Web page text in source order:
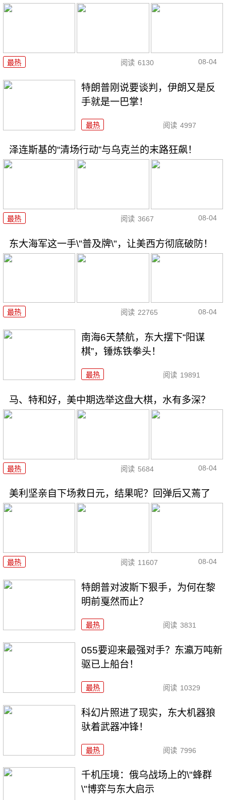
最热 阅读 6130 08-04
特朗普刚说要谈判，伊朗又是反
手就是一巴掌！
最热 阅读 4997
泽连斯基的“清场行动”与乌克兰的末路狂飙！
最热 阅读 3667 08-04
东大海军这一手\"普及牌\"，让美西方彻底破防！
最热 阅读 22765 08-04
南海6天禁航，东大摆下“阳谋
棋”，锤炼铁拳头！
最热 阅读 19891
马、特和好，美中期选举这盘大棋，水有多深？
最热 阅读 5684 08-04
美利坚亲自下场救日元，结果呢？回弹后又蔫了
最热 阅读 11607 08-04
特朗普对波斯下狠手，为何在黎
明前戛然而止？
最热 阅读 3831
055要迎来最强对手？东瀛万吨新
驱已上船台！
最热 阅读 10329
科幻片照进了现实，东大机器狼
驮着武器冲锋！
最热 阅读 7996
千机压境：俄乌战场上的\"蜂群
\"博弈与东大启示